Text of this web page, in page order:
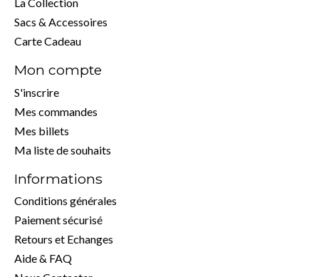
Sacs & Accessoires
Carte Cadeau
Mon compte
S'inscrire
Mes commandes
Mes billets
Ma liste de souhaits
Informations
Conditions générales
Paiement sécurisé
Retours et Echanges
Aide & FAQ